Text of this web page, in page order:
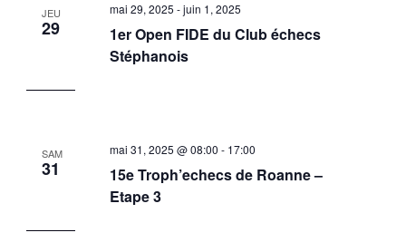
JEU
29
1er Open FIDE du Club échecs
Stéphanois
mai 29, 2025 -juin 1, 2025
SAM
31
15e Troph’echecs de Roanne –
Etape 3
mai 31, 2025 @ 08:00 - 17:00